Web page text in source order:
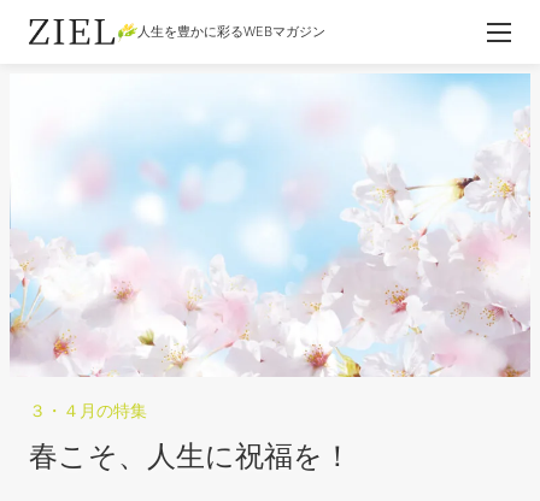
人生を豊かに彩るWEBマガジン
３・４月の特集
春こそ、人生に祝福を！